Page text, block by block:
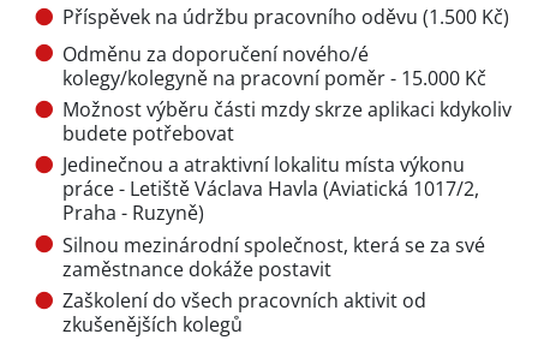
Příspěvek na údržbu pracovního oděvu (1.500 Kč)
Odměnu za doporučení nového/é
kolegy/kolegyně na pracovní poměr - 15.000 Kč
Možnost výběru části mzdy skrze aplikaci kdykoliv
budete potřebovat
Jedinečnou a atraktivní lokalitu místa výkonu
práce - Letiště Václava Havla (Aviatická 1017/2,
Praha - Ruzyně)
Silnou mezinárodní společnost, která se za své
zaměstnance dokáže postavit
Zaškolení do všech pracovních aktivit od
zkušenějších kolegů